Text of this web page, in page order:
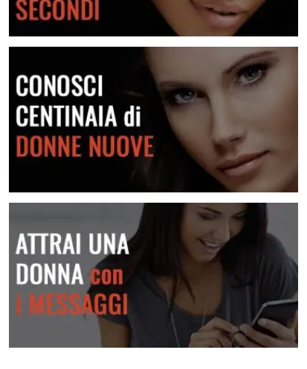
Scopri come risolvere questa situazione
Crea attrazione in pochi secondi